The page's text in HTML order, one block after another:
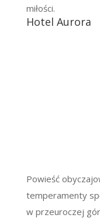
miłości.
Hotel Aurora
Powieść
temperamenty
w przeuroczej